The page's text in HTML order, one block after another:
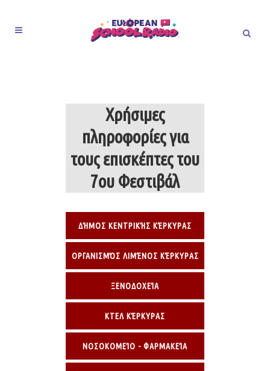
Χρήσιμες
πληροφορίες για
τους επισκέπτες του
7ου Φεστιβάλ
ΔΉΜΟΣ ΚΕΝΤΡΙΚΉΣ ΚΈΡΚΥΡΑΣ
ΟΡΓΑΝΙΣΜΌΣ ΛΙΜΈΝΟΣ ΚΈΡΚΥΡΑΣ
ΞΕΝΟΔΟΧΕΊΑ
ΚΤΕΛ ΚΈΡΚΥΡΑΣ
ΝΟΣΟΚΟΜΕΊΟ - ΦΑΡΜΑΚΕΊΑ